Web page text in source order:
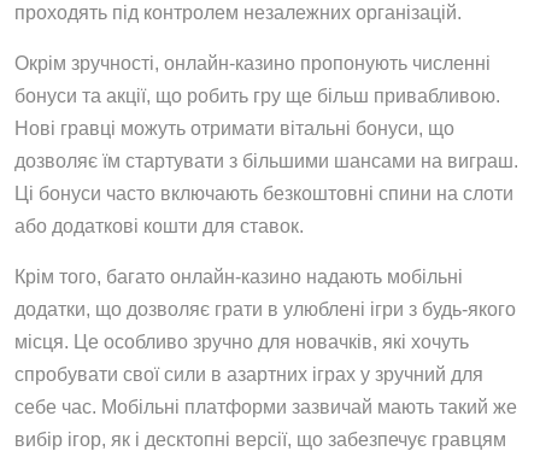
проходять під контролем незалежних організацій.
Окрім зручності, онлайн-казино пропонують численні
бонуси та акції, що робить гру ще більш привабливою.
Нові гравці можуть отримати вітальні бонуси, що
дозволяє їм стартувати з більшими шансами на виграш.
Ці бонуси часто включають безкоштовні спини на слоти
або додаткові кошти для ставок.
Крім того, багато онлайн-казино надають мобільні
додатки, що дозволяє грати в улюблені ігри з будь-якого
місця. Це особливо зручно для новачків, які хочуть
спробувати свої сили в азартних іграх у зручний для
себе час. Мобільні платформи зазвичай мають такий же
вибір ігор, як і десктопні версії, що забезпечує гравцям